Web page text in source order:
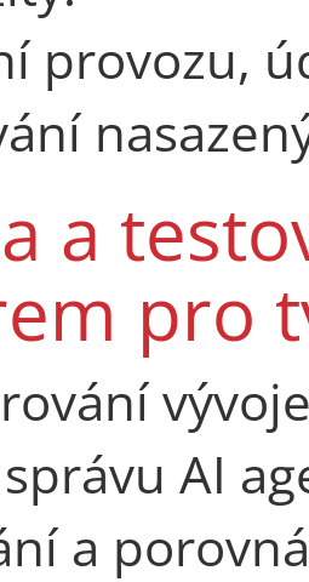
provozu,
a
pro
AI
a